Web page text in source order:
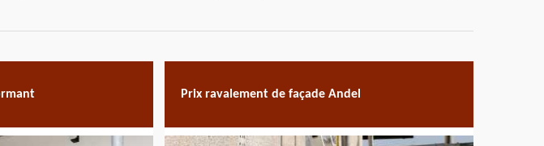
Prix ravalement de façade Andel